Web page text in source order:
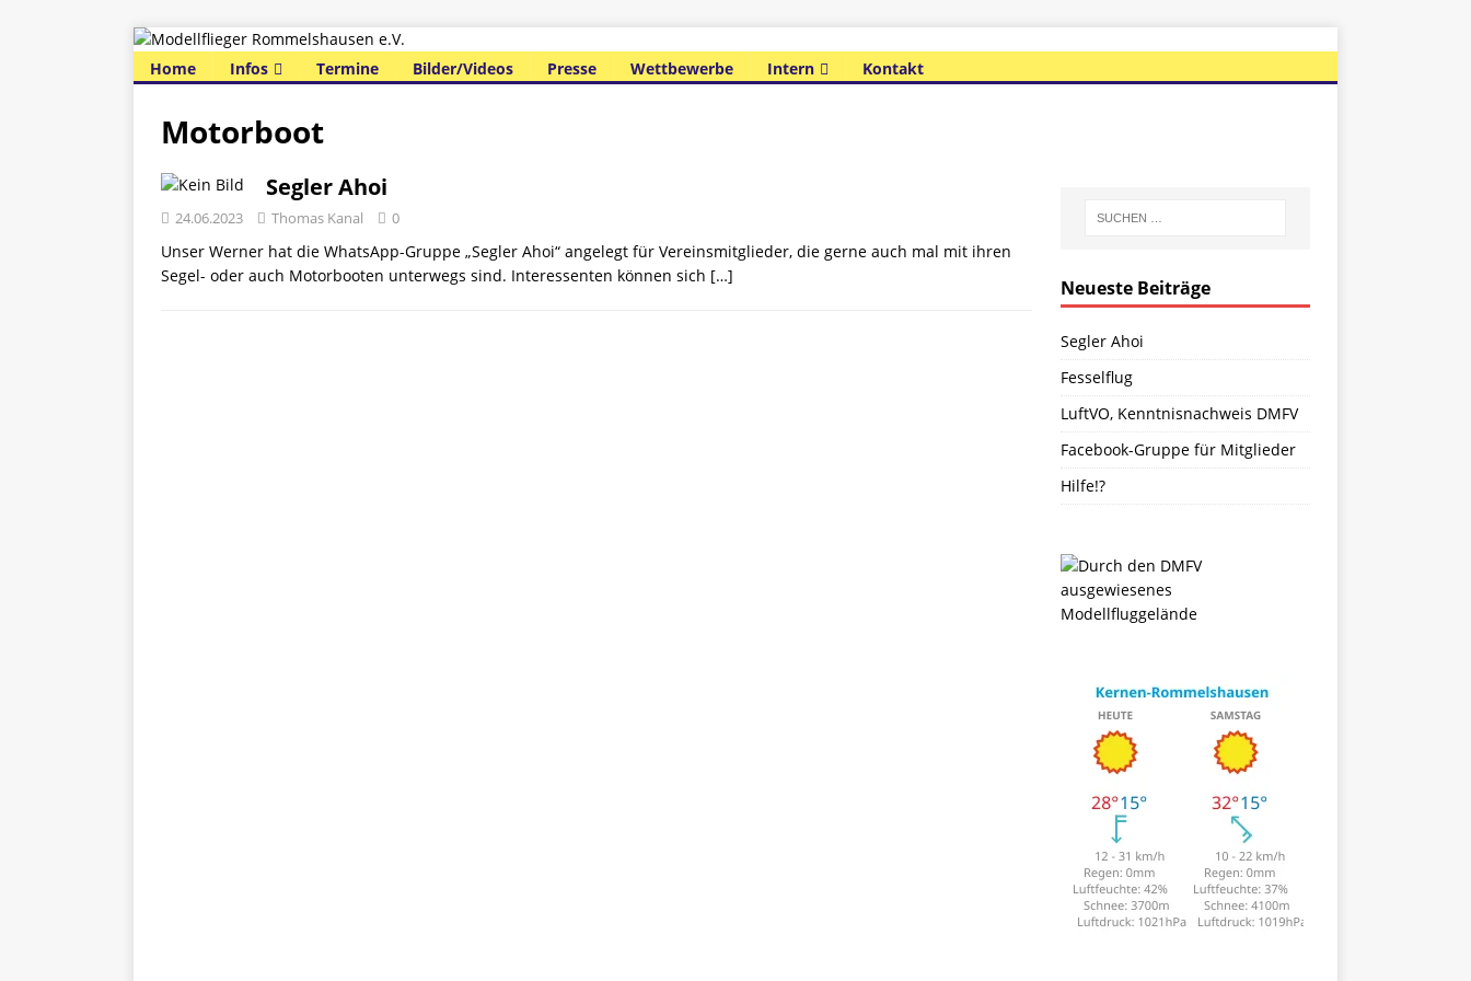
Home Infos Termine Bilder/Videos Presse Wettbewerbe Intern Kontakt
Motorboot
Segler Ahoi
24.06.2023 Thomas Kanal 0
Unser Werner hat die WhatsApp-Gruppe „Segler Ahoi“ angelegt für Vereinsmitglieder, die gerne auch mal mit ihren
Segel- oder auch Motorbooten unterwegs sind. Interessenten können sich […]
Neueste Beiträge
Segler Ahoi
Fesselflug
LuftVO, Kenntnisnachweis DMFV
Facebook-Gruppe für Mitglieder
Hilfe!?